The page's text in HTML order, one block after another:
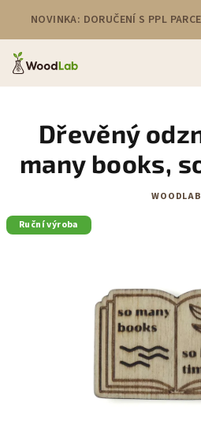
obsah
NOVINKA: DORUČENÍ S PPL
Dřevěný
many books,
WOODLAB
Ruční výroba